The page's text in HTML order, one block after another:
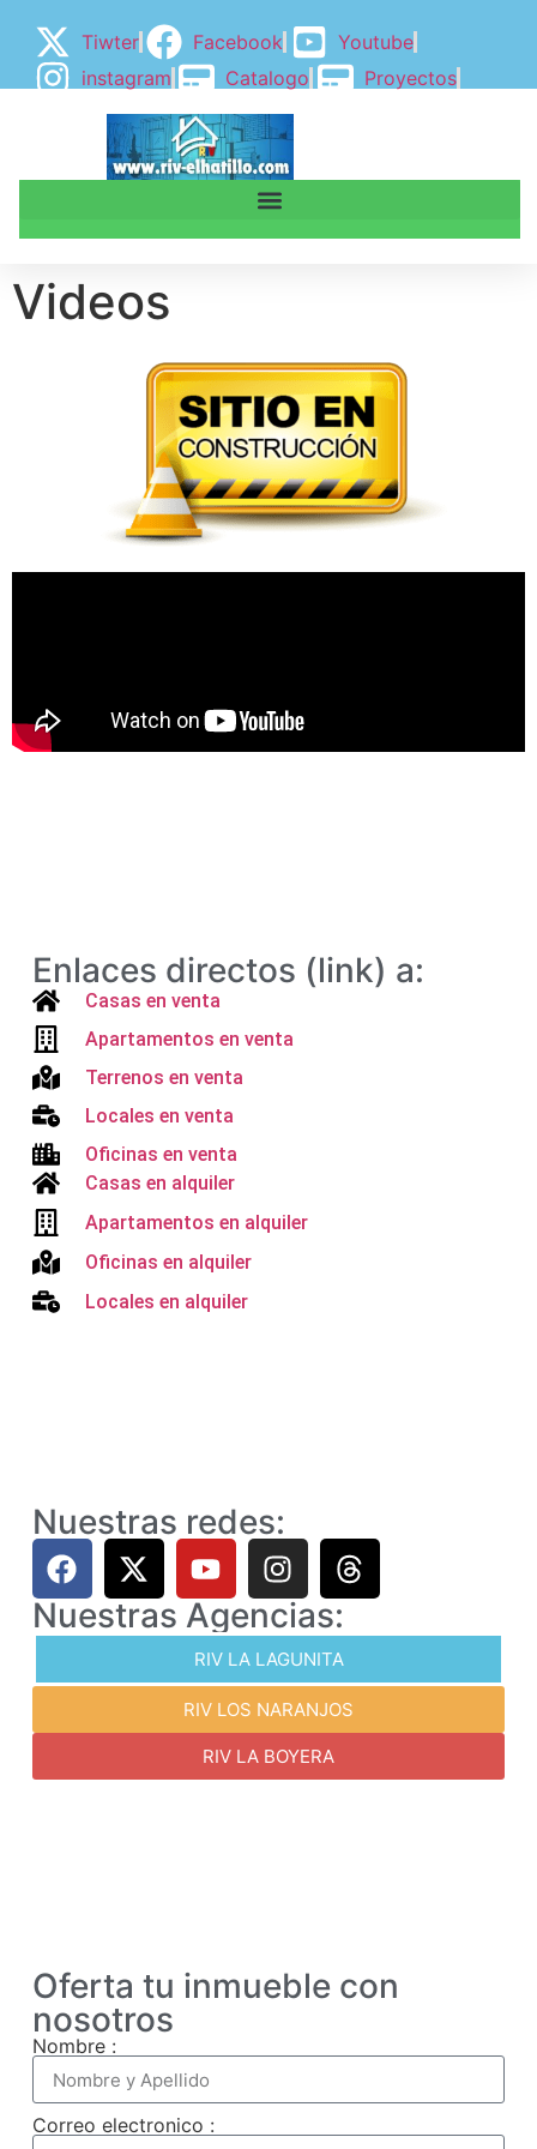
Tiwter Facebook
Youtube
instagram
Catalogo
Proyectos
BLOGGER
BLOG
Videos
Enlaces directos (link) a:
Casas en venta
Apartamentos en venta
Terrenos en venta
Locales en venta
Oficinas en venta
Casas en alquiler
Apartamentos en alquiler
Oficinas en alquiler
Locales en alquiler
Nuestras redes:
Nuestras Agencias:
RIV LA LAGUNITA
RIV LOS NARANJOS
RIV LA BOYERA
Oferta tu inmueble con
nosotros
Nombre :
Correo electronico :